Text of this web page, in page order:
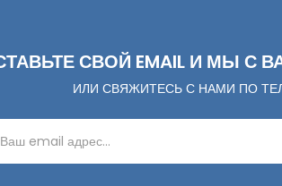
СВОЙ EMAIL И МЫ С
ИЛИ СВЯЖИТЕСЬ С НАМИ ПО